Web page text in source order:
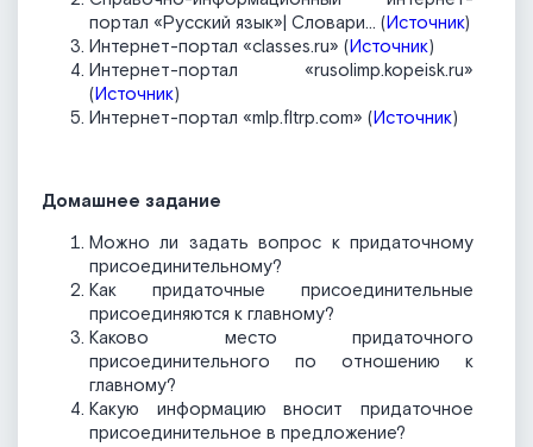
портал «Русский язык»| Словари... (Источник)
Интернет-портал «classes.ru» (Источник)
Интернет-портал «rusolimp.kopeisk.ru»
(Источник)
Интернет-портал «mlp.fltrp.com» (Источник)
Домашнее задание
Можно ли задать вопрос к придаточному
присоединительному?
Как придаточные присоединительные
присоединяются к главному?
Каково место придаточного
присоединительного по отношению к
главному?
Какую информацию вносит придаточное
присоединительное в предложение?